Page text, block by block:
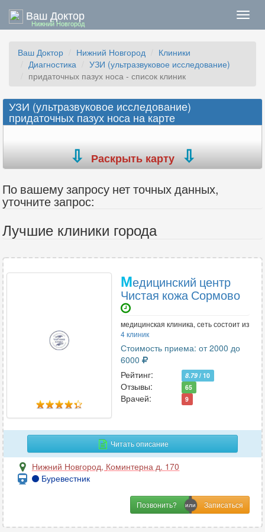
Ваш Доктор
Нижний Новгород
Ваш Доктор Нижний Новгород
Клиники
Диагностика
УЗИ (ультразвуковое исследование)
придаточных пазух носа - список клиник
УЗИ (ультразвуковое исследование)
придаточных пазух носа на карте
Раскрыть карту
По вашему запросу нет точных данных,
уточните запрос:
Лучшие клиники города
Медицинский центр
Чистая кожа Сормово
медицинская клиника, сеть состоит из
4 клиник
Стоимость приема: от 2000 до
6000
Рейтинг:
8.79 / 10
Отзывы: 65
Врачей: 9
Читать описание
Нижний Новгород, Коминтерна д. 170
Буревестник
Позвонить?